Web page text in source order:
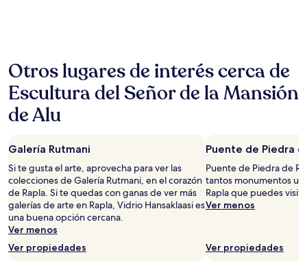
Otros lugares de interés cerca de
Escultura del Señor de la Mansión
de Alu
Galería Rutmani
Si te gusta el arte, aprovecha para ver las
colecciones de Galería Rutmani, en el corazón
de Rapla. Si te quedas con ganas de ver más
galerías de arte en Rapla, Vidrio Hansaklaasi es
una buena opción cercana.
Ver menos
Ver propiedades
Puente de Piedra
Puente de Piedra de
tantos monumentos
Rapla que puedes
Ver menos
Ver propiedades